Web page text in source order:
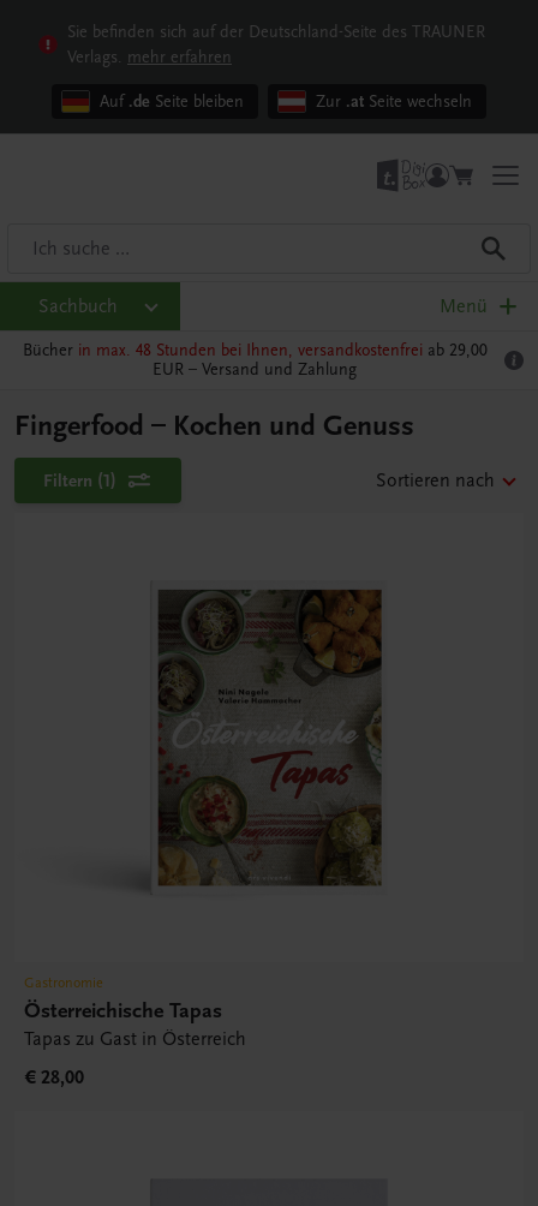
Sie befinden sich auf der Deutschland-Seite des TRAUNER
Verlags. mehr erfahren
Auf .de Seite bleiben Zur .at Seite wechseln
Sachbuch Menü
Bücher in max. 48 Stunden bei Ihnen, versandkostenfrei ab 29,00
EUR – Versand und Zahlung
Fingerfood – Kochen und Genuss
Filtern (1) Sortieren nach
Gastronomie
Österreichische Tapas
Tapas zu Gast in Österreich
€ 28,00